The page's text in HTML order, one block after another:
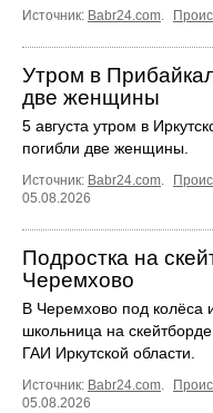
Источник: Babr24.com.
Утром в
две женщины
5 августа утром в
погибли две женщины.
Источник: Babr24.com.
05.08.2026
Подростка на
Черемхово
В Черемхово под колёса
школьница на
ГАИ Иркутской области.
Источник: Babr24.com.
05.08.2026